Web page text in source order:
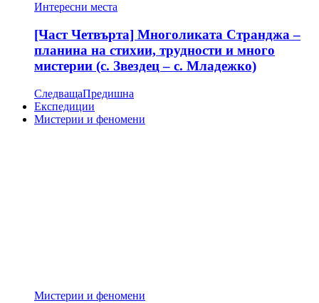
Интересни места
[Част Четвърта] Многоликата Странджа –
планина на стихии, трудности и много
мистерии (с. Звездец – с. Младежко)
СледващаПредишна
Експедиции
Мистерии и феномени
Мистерии и феномени